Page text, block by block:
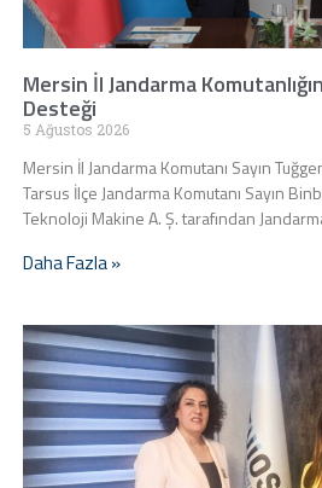
Mersin İl Jandarma
Desteği
5 Ağustos 2026
Mersin İl Jandarma Komutanı Sayın
Tarsus İlçe Jandarma Komutanı Sayın
Teknoloji Makine A. Ş. tarafından
Daha Fazla »